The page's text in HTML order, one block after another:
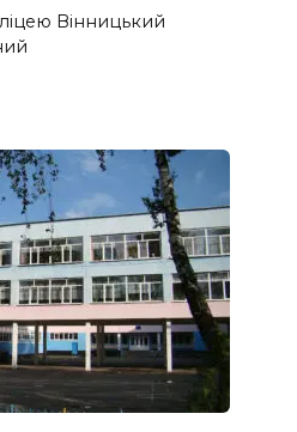
ліцею Вінницький